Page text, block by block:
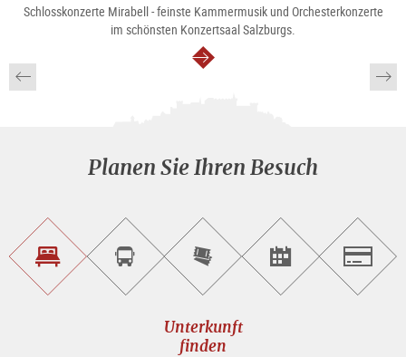
Schlosskonzerte Mirabell - feinste Kammermusik und Orchesterkonzerte
im schönsten Konzertsaal Salzburgs.
weiter
Planen Sie Ihren Besuch
Unterkunft<br>findenSightseeing<br>Tour
buchen
Tickets
online<br>kaufen
Events<br>finden
Unterkunft
finden